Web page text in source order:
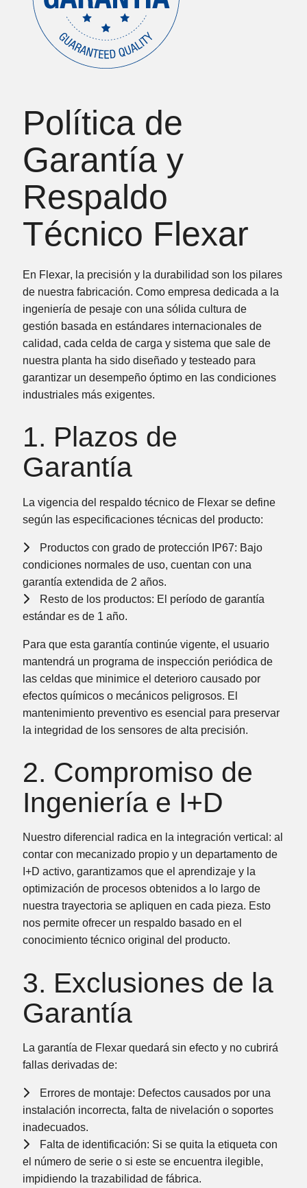
Política de
Garantía y
Respaldo
Técnico Flexar
En Flexar, la precisión y la durabilidad son los pilares
de nuestra fabricación. Como empresa dedicada a la
ingeniería de pesaje con una sólida cultura de
gestión basada en estándares internacionales de
calidad, cada celda de carga y sistema que sale de
nuestra planta ha sido diseñado y testeado para
garantizar un desempeño óptimo en las condiciones
industriales más exigentes.
1. Plazos de
Garantía
La vigencia del respaldo técnico de Flexar se define
según las especificaciones técnicas del producto:
Productos con grado de protección IP67: Bajo
condiciones normales de uso, cuentan con una
garantía extendida de 2 años.
Resto de los productos: El período de garantía
estándar es de 1 año.
Para que esta garantía continúe vigente, el usuario
mantendrá un programa de inspección periódica de
las celdas que minimice el deterioro causado por
efectos químicos o mecánicos peligrosos. El
mantenimiento preventivo es esencial para preservar
la integridad de los sensores de alta precisión.
2. Compromiso de
Ingeniería e I+D
Nuestro diferencial radica en la integración vertical : al
contar con mecanizado propioy un departamento de
I+D activo, garantizamos que el aprendizaje y la
optimización de procesos obtenidos a lo largo de
nuestra trayectoria se apliquen en cada pieza. Esto
nos permite ofrecer un respaldo basado en el
conocimiento técnico original del producto.
3. Exclusiones de la
Garantía
La garantía de Flexar quedará sin efecto y no cubrirá
fallas derivadas de:
Errores de montaje: Defectos causados por una
instalación incorrecta, falta de nivelación o soportes
inadecuados.
Falta de identificación: Si se quita la etiqueta con
el número de serie o si este se encuentra ilegible,
impidiendo la trazabilidad de fábrica.